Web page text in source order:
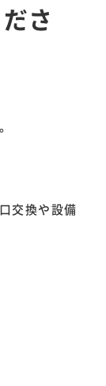
さ
交換や設備